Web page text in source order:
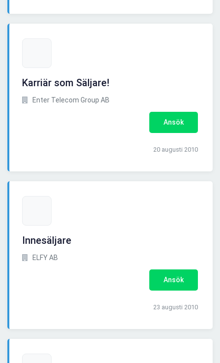
Karriär som Säljare!
Enter Telecom Group AB
Ansök
20 augusti 2010
Innesäljare
ELFY AB
Ansök
23 augusti 2010